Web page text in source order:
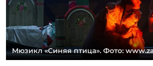
Мюзикл «Синяя птица». Фото: